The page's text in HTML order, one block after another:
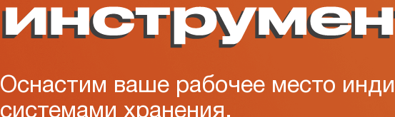
Оснастим ваше рабочее место
системами хранения.